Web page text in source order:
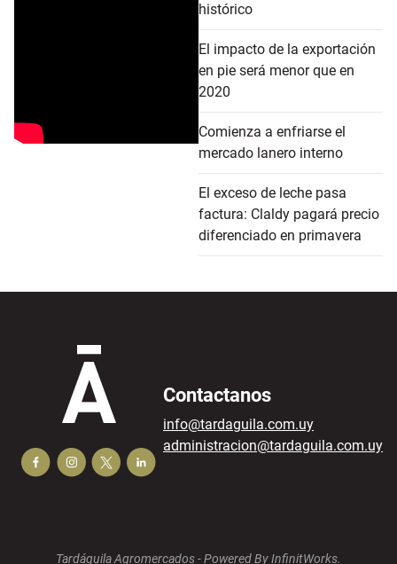
histórico
El impacto de la exportación
en pie será menor que en
2020
Comienza a enfriarse el
mercado lanero interno
El exceso de leche pasa
factura: Claldy pagará precio
diferenciado en primavera
Contactanos
info@tardaguila.com.uy
administracion@tardaguila.com.uy
Tardáguila Agromercados -Powered By InfinitWorks.